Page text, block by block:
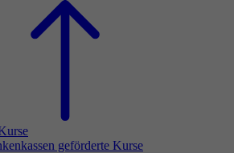
geförderte Kurse